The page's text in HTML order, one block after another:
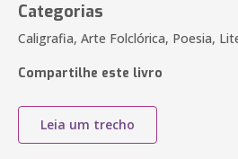
Categorias
Caligrafia, Arte Folclórica, Poesia,
Compartilhe este livro
Leia um trecho